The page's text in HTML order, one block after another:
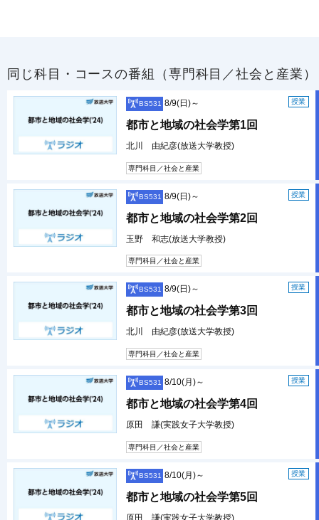
同じ科目・コースの番組（専門科目／社会と産業）
BS531 授業
8/9(日)～
都市と地域の社会学第1回
北川 由紀彦(放送大学教授)
専門科目／社会と産業
BS531 授業
8/9(日)～
都市と地域の社会学第2回
玉野 和志(放送大学教授)
専門科目／社会と産業
BS531 授業
8/9(日)～
都市と地域の社会学第3回
北川 由紀彦(放送大学教授)
専門科目／社会と産業
BS531 授業
8/10(月)～
都市と地域の社会学第4回
原田 謙(実践女子大学教授)
専門科目／社会と産業
BS531 授業
8/10(月)～
都市と地域の社会学第5回
原田 謙(実践女子大学教授)